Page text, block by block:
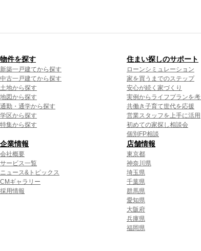
物件を探す
新築一戸建てから探す
中古一戸建てから探す
土地から探す
地図から探す
通勤・通学から探す
学区から探す
特集から探す
住まい探しのサポート
ローンシミュレーション
家を買うまでのステップ
安心が続く家づくり
実例からライフプランを
共働き子育て世代を応援
営業スタッフを上手に活用
初めての家探し相談会
個別FP相談
企業情報
会社概要
サービス一覧
ニュース&トピックス
CMギャラリー
採用情報
店舗情報
東京都
神奈川県
埼玉県
千葉県
群馬県
愛知県
大阪府
兵庫県
福岡県